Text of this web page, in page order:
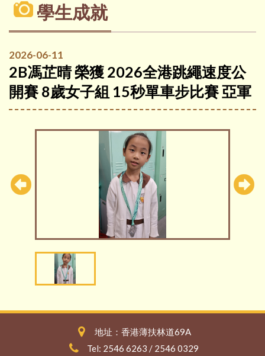
學生成就
2026-06-11
2B馮芷晴 榮獲 2026全港跳繩速度公
開賽 8歲女子組 15秒單車步比賽 亞軍
地址：香港薄扶林道69A
Tel: 2546 6263 / 2546 0329